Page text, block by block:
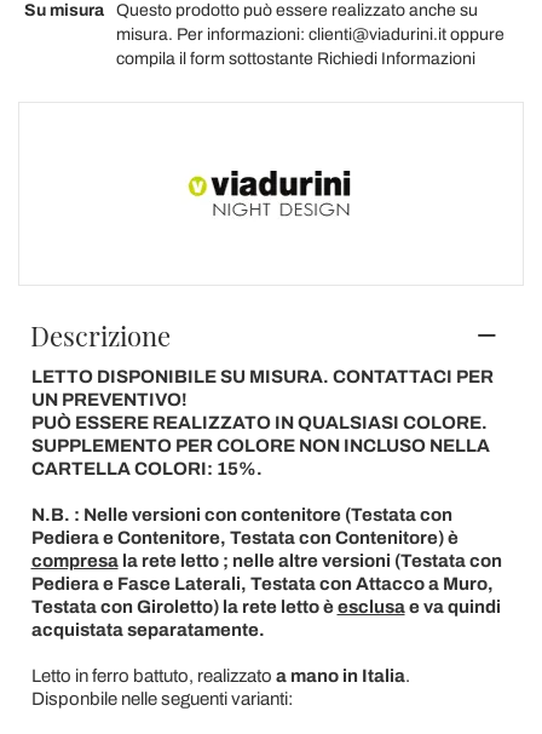
Su misura
Questo prodotto può essere realizzato anche su
misura. Per informazioni: clienti@viadurini.it oppure
compila il form sottostante Richiedi Informazioni
Descrizione
LETTO DISPONIBILE SU MISURA. CONTATTACI PER
UN PREVENTIVO!
PUÒ ESSERE REALIZZATO IN QUALSIASI COLORE.
SUPPLEMENTO PER COLORE NON INCLUSO NELLA
CARTELLA COLORI: 15%.
N.B. : Nelle versioni con contenitore (Testata con
Pediera e Contenitore, Testata con Contenitore) è
compresala rete letto ; nelle altre versioni (Testata con
Pediera e Fasce Laterali, Testata con Attacco a Muro,
Testata con Giroletto) la rete letto èesclusae va quindi
acquistata separatamente.
Letto in ferro battuto, realizzato a mano in Italia.
Disponbile nelle seguenti varianti: